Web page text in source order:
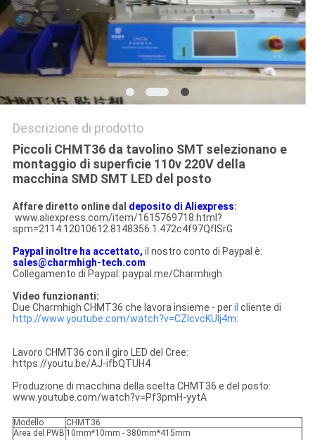
PRIVACY
Descrizione di prodotto
Piccoli CHMT36 da tavolino SMT selezionano e
montaggio di superficie 110v 220Vdella
macchina SMD SMT LED del posto
Affare diretto online dal deposito di Aliexpress:
www.aliexpress.com/item/1615769718.html?
spm=2114.12010612.8148356.1.472c4f97QfISrG
Paypal inoltre ha accettato, il nostro conto di Paypal è:
sales@charmhigh-tech.com
Collegamento di Paypal: paypal.me/Charmhigh
Video funzionanti:
Due Charmhigh CHMT36 che lavora insieme - peril cliente di
http://www.youtube.com/watch?v=CZIcvcKUIj4m:
Lavoro CHMT36 con il giro LED del Cree:
https://youtu.be/AJ-ifbQTUH4
Produzione di macchina della scelta CHMT36 e del posto:
www.youtube.com/watch?v=Pf3pmH-yytA
Modello
CHMT36
Area del PWB 10mm*10mm - 380mm*415mm